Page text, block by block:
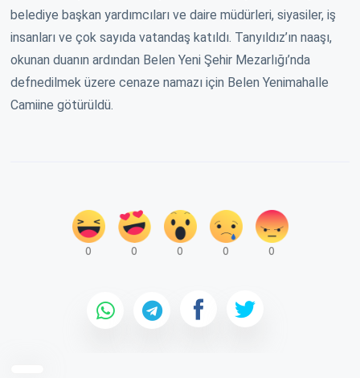
belediye başkan yardımcıları ve daire müdürleri, siyasiler, iş
insanları ve çok sayıda vatandaş katıldı. Tanyıldız’ın naaşı,
okunan duanın ardından Belen Yeni Şehir Mezarlığı’nda
defnedilmek üzere cenaze namazı için Belen Yenimahalle
Camiine götürüldü.
0 0 0 0 0